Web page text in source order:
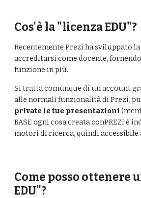
Cos'è la "licenza EDU"?
Recentemente Prezi ha sviluppato
accreditarsi come docente,
funzione in più.
Si tratta comunque di un account
alle normali funzionalità di Prezi,
private le tue presentazioni
BASE ogni cosa creata conPREZI è
motori di ricerca, quindi accessibile
Come posso ottenere
EDU"?